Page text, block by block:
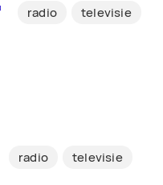
radio televisie
radio televisie